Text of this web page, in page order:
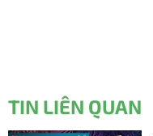
TIN LIÊN QUAN